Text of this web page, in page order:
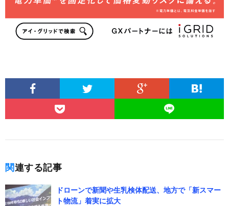
関連する記事
ドローンで新聞や生乳検体配送、地方で「新スマー
ト物流」着実に拡大